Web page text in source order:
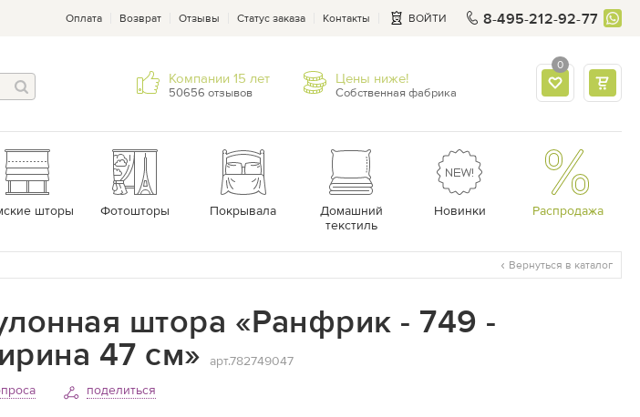
Оплата Возврат Отзывы Статус заказа Контакты ВОЙТИ 8-495-212-92-77
Компании 15 лет
50656 отзывов
Цены ниже!
Собственная фабрика
0
шторы Фотошторы Покрывала
Домашний
текстиль
Новинки Распродажа
Вернуться в каталог
штора «Ранфрик - 749 -
47 см»
арт.782749047
поделиться